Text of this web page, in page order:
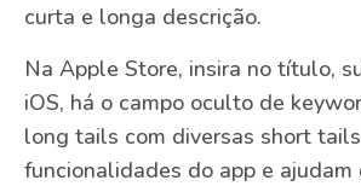
curta e longa descrição.
Na Apple Store, insira no título,
iOS, há o campo oculto de
long tails com diversas short
funcionalidades do app e